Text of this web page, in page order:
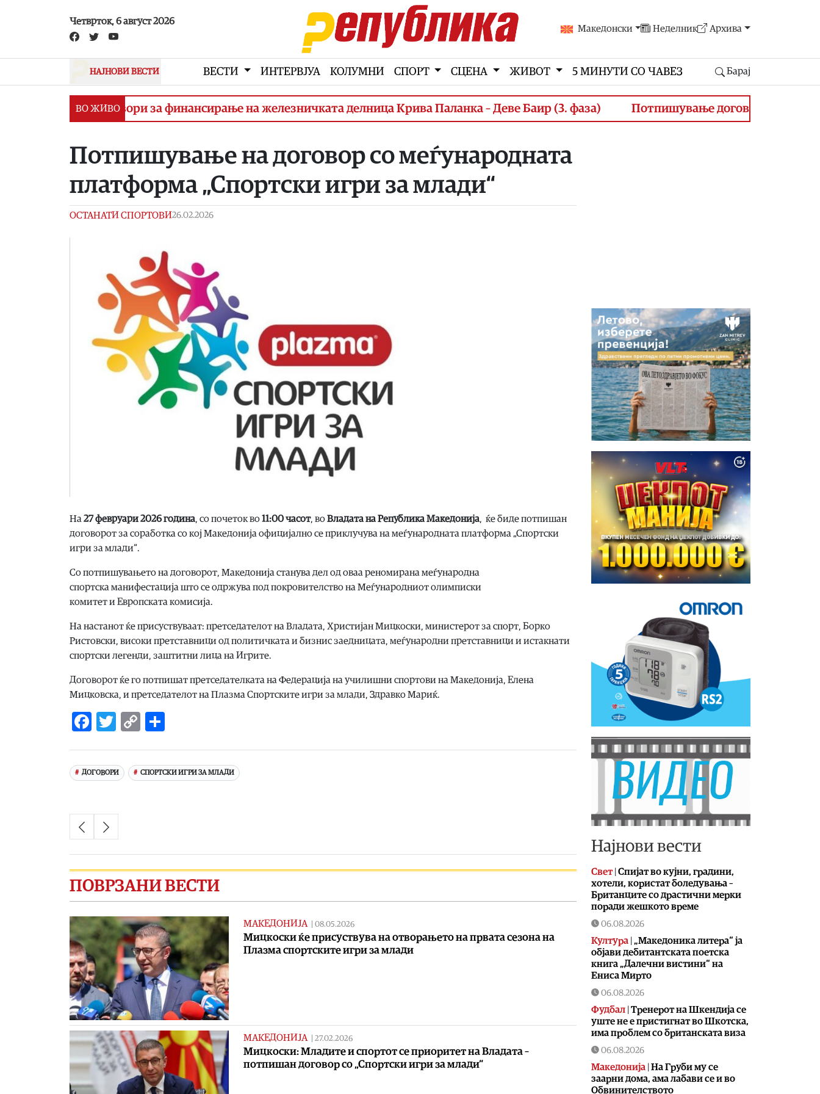
Четврток, 6 август 2026
Македонски Неделник Архива
НАЈНОВИ ВЕСТИ ВЕСТИ ИНТЕРВЈУА КОЛУМНИ СПОРТ СЦЕНА ЖИВОТ 5 МИНУТИ СО ЧАВЕЗ Барај
ВО ЖИВО
договори за финансирање на железничката делница Крива Паланка – Деве Баир (3. фаза) Потпишување договори за
Потпишување на договор со меѓународната
платформа „Спортски игри за млади“
ОСТАНАТИ СПОРТОВИ26.02.2026
На 27 февруари 2026 година, со почеток во11:00 часот, воВладата на Република Македонија, ќе биде потпишан
договорот за соработка со кој Македонија официјално се приклучува на меѓународната платформа „Спортски
игри за млади“.
Со потпишувањето на договорот, Македонија станува дел од оваа реномирана меѓународна
спортска манифестација што се одржува под покровителство на Меѓународниот олимписки
комитет и Европската комисија.
На настанот ќе присуствуваат: претседателот на Владата, Христијан Мицкоски, министерот за спорт, Борко
Ристовски, високи претставници од политичката и бизнис заедницата, меѓународни претставници и истакнати
спортски легенди, заштитни лица на Игрите.
Договорот ќе го потпишат претседателката на Федерација на училишни спортови на Македонија, Елена
Мицковска, и претседателот на Плазма Спортските игри за млади, Здравко Мариќ.
Facebook
Twitter
Copy
ДОГОВОРИ СПОРТСКИ ИГРИ ЗА МЛАДИ
ПОВРЗАНИ ВЕСТИ
МАКЕДОНИЈА | 08.05.2026
Мицкоски ќе присуствува на отворањето на првата сезона на
Плазма спортските игри за млади
МАКЕДОНИЈА | 27.02.2026
Мицкоски: Младите и спортот се приоритет на Владата –
потпишан договор со „Спортски игри за млади“
Најнови вести
Свет| Спијат во кујни, градини,
хотели, користат боледувања –
Британците со драстични мерки
поради жешкото време
06.08.2026
Култура | „Македоника литера“ ја
објави дебитантската поетска
книга „Далечни вистини“ на
Ениса Мирто
06.08.2026
Фудбал | Тренерот на Шкендија се
уште не е пристигнат во Шкотска,
има проблем со британската виза
06.08.2026
Македонија | На Груби му се
заарни дома, ама лабави се и во
Обвинителството